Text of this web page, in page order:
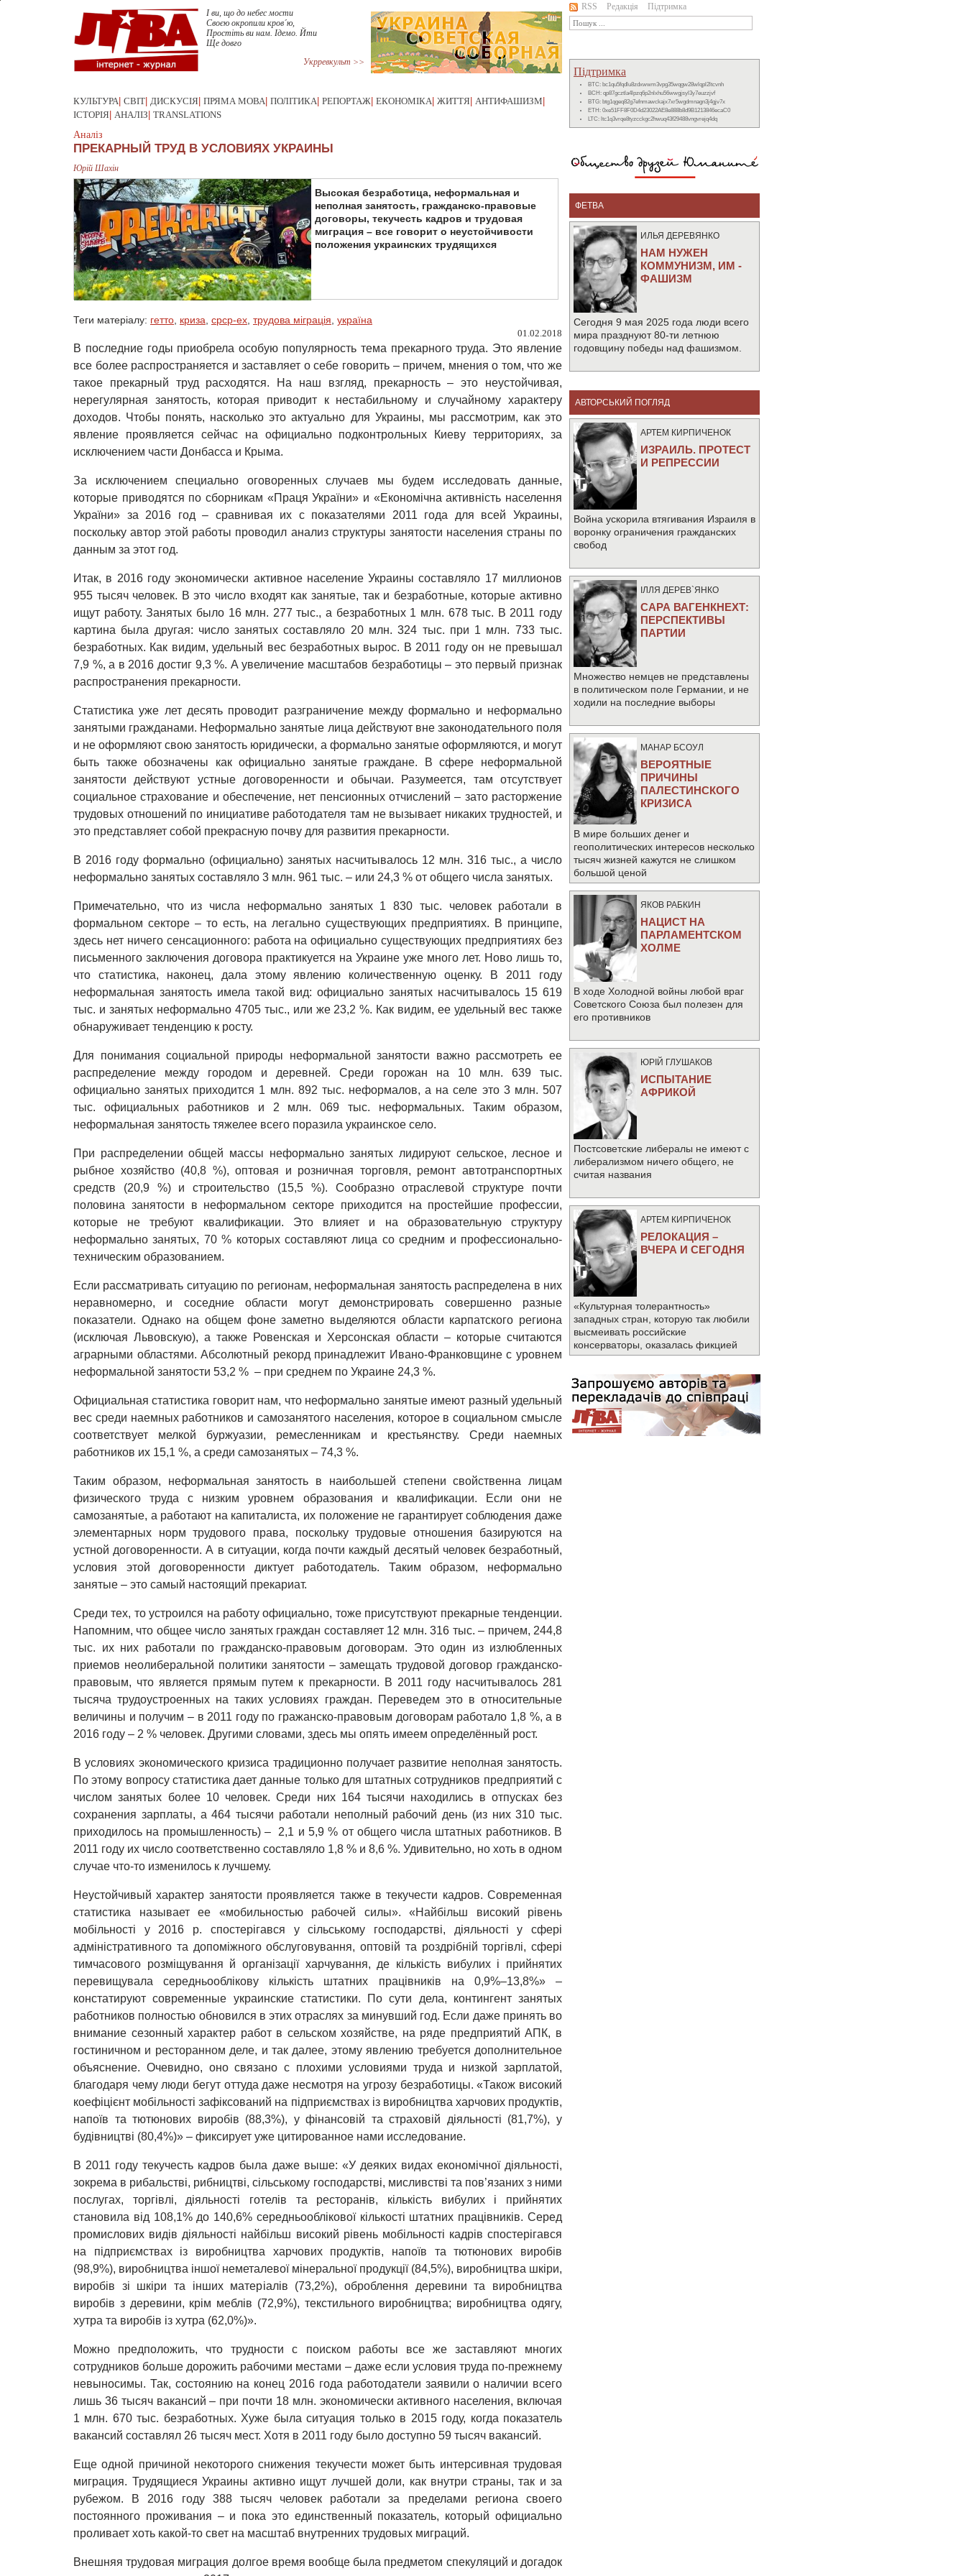
I ви, що до небес мости
Своєю окропили кров´ю,
Простiть ви нам. Iдемо. Йти
Укрревкульт >>
КУЛЬТУРА СВІТ ДИСКУСІЯ ПРЯМА МОВА ПОЛІТИКА РЕПОРТАЖ ЕКОНОМІКА ЖИТТЯ АНТИФАШИЗМ
ІСТОРІЯ АНАЛІЗ TRANSLATIONS
Аналіз
ПРЕКАРНЫЙ ТРУД В УСЛОВИЯХ УКРАИНЫ
Юрій Шахін
Высокая безработица, неформальная и
неполная занятость, гражданско-правовые
договоры, текучесть кадров и трудовая
миграция – все говорит о неустойчивости
положения украинских трудящихся
Теги матеріалу: гетто криза срср-ex трудова міграція україна
01.02.2018
В последние годы приобрела особую популярность тема прекарного труда. Это явление
все более распространяется и заставляет о себе говорить – причем, мнения о том, что же
такое прекарный труд расходятся. На наш взгляд, прекарность – это неустойчивая,
нерегулярная занятость, которая приводит к нестабильному и случайному характеру
доходов. Чтобы понять, насколько это актуально для Украины, мы рассмотрим, как это
явление проявляется сейчас на официально подконтрольных Киеву территориях, за
исключением части Донбасса и Крыма.
За исключением специально оговоренных случаев мы будем исследовать данные,
которые приводятся по сборникам «Праця України» и «Економічна активність населення
України» за 2016 год – сравнивая их с показателями 2011 года для всей Украины,
поскольку автор этой работы проводил анализ структуры занятости населения страны по
данным за этот год.
Итак, в 2016 году экономически активное население Украины составляло 17 миллионов
955 тысяч человек. В это число входят как занятые, так и безработные, которые активно
ищут работу. Занятых было 16 млн. 277 тыс., а безработных 1 млн. 678 тыс. В 2011 году
картина была другая: число занятых составляло 20 млн. 324 тыс. при 1 млн. 733 тыс.
безработных. Как видим, удельный вес безработных вырос. В 2011 году он не превышал
7,9 %, а в 2016 достиг 9,3 %. А увеличение масштабов безработицы – это первый признак
распространения прекарности.
Статистика уже лет десять проводит разграничение между формально и неформально
занятыми гражданами. Неформально занятые лица действуют вне законодательного поля
и не оформляют свою занятость юридически, а формально занятые оформляются, и могут
быть также обозначены как официально занятые граждане. В сфере неформальной
занятости действуют устные договоренности и обычаи. Разумеется, там отсутствует
социальное страхование и обеспечение, нет пенсионных отчислений – зато расторжение
трудовых отношений по инициативе работодателя там не вызывает никаких трудностей, и
это представляет собой прекрасную почву для развития прекарности.
В 2016 году формально (официально) занятых насчитывалось 12 млн. 316 тыс., а число
неформально занятых составляло 3 млн. 961 тыс. – или 24,3 % от общего числа занятых.
Примечательно, что из числа неформально занятых 1 830 тыс. человек работали в
формальном секторе – то есть, на легально существующих предприятиях. В принципе,
здесь нет ничего сенсационного: работа на официально существующих предприятиях без
письменного заключения договора практикуется на Украине уже много лет. Ново лишь то,
что статистика, наконец, дала этому явлению количественную оценку. В 2011 году
неформальная занятость имела такой вид: официально занятых насчитывалось 15 619
тыс. и занятых неформально 4705 тыс., или же 23,2 %. Как видим, ее удельный вес также
обнаруживает тенденцию к росту.
Для понимания социальной природы неформальной занятости важно рассмотреть ее
распределение между городом и деревней. Среди горожан на 10 млн. 639 тыс.
официально занятых приходится 1 млн. 892 тыс. неформалов, а на селе это 3 млн. 507
тыс. официальных работников и 2 млн. 069 тыс. неформальных. Таким образом,
неформальная занятость тяжелее всего поразила украинское село.
При распределении общей массы неформально занятых лидируют сельское, лесное и
рыбное хозяйство (40,8 %), оптовая и розничная торговля, ремонт автотранспортных
средств (20,9 %) и строительство (15,5 %). Сообразно отраслевой структуре почти
половина занятости в неформальном секторе приходится на простейшие профессии,
которые не требуют квалификации. Это влияет и на образовательную структуру
неформально занятых, 70 % которых составляют лица со средним и профессионально-
техническим образованием.
Если рассматривать ситуацию по регионам, неформальная занятость распределена в них
неравномерно, и соседние области могут демонстрировать совершенно разные
показатели. Однако на общем фоне заметно выделяются области карпатского региона
(исключая Львовскую), а также Ровенская и Херсонская области – которые считаются
аграрными областями. Абсолютный рекорд принадлежит Ивано-Франковщине с уровнем
неформальной занятости 53,2 % – при среднем по Украине 24,3 %.
Официальная статистика говорит нам, что неформально занятые имеют разный удельный
вес среди наемных работников и самозанятого населения, которое в социальном смысле
соответствует мелкой буржуазии, ремесленникам и крестьянству. Среди наемных
работников их 15,1 %, а среди самозанятых – 74,3 %.
Таким образом, неформальная занятость в наибольшей степени свойственна лицам
физического труда с низким уровнем образования и квалификации. Если они не
самозанятые, а работают на капиталиста, их положение не гарантирует соблюдения даже
элементарных норм трудового права, поскольку трудовые отношения базируются на
устной договоренности. А в ситуации, когда почти каждый десятый человек безработный,
условия этой договоренности диктует работодатель. Таким образом, неформально
занятые – это самый настоящий прекариат.
Среди тех, то устроился на работу официально, тоже присутствуют прекарные тенденции.
Напомним, что общее число занятых граждан составляет 12 млн. 316 тыс. – причем, 244,8
тыс. их них работали по гражданско-правовым договорам. Это один из излюбленных
приемов неолиберальной политики занятости – замещать трудовой договор гражданско-
правовым, что является прямым путем к прекарности. В 2011 году насчитывалось 281
тысяча трудоустроенных на таких условиях граждан. Переведем это в относительные
величины и получим – в 2011 году по гражанско-правовым договорам работало 1,8 %, а в
2016 году – 2 % человек. Другими словами, здесь мы опять имеем определённый рост.
В условиях экономического кризиса традиционно получает развитие неполная занятость.
По этому вопросу статистика дает данные только для штатных сотрудников предприятий с
числом занятых более 10 человек. Среди них 164 тысячи находились в отпусках без
сохранения зарплаты, а 464 тысячи работали неполный рабочий день (из них 310 тыс.
приходилось на промышленность) – 2,1 и 5,9 % от общего числа штатных работников. В
2011 году их число соответственно составляло 1,8 % и 8,6 %. Удивительно, но хоть в одном
случае что-то изменилось к лучшему.
Неустойчивый характер занятости проявляется также в текучести кадров. Современная
статистика называет ее «мобильностью рабочей силы». «Найбільш високий рівень
мобільності у 2016 р. спостерігався у сільському господарстві, діяльності у сфері
адміністративного та допоміжного обслуговування, оптовій та роздрібній торгівлі, сфері
тимчасового розміщування й організації харчування, де кількість вибулих і прийнятих
перевищувала середньооблікову кількість штатних працівників на 0,9%–13,8%» –
констатируют современные украинские статистики. По сути дела, контингент занятых
работников полностью обновился в этих отраслях за минувший год. Если даже принять во
внимание сезонный характер работ в сельском хозяйстве, на ряде предприятий АПК, в
гостиничном и ресторанном деле, и так далее, этому явлению требуется дополнительное
объяснение. Очевидно, оно связано с плохими условиями труда и низкой зарплатой,
благодаря чему люди бегут оттуда даже несмотря на угрозу безработицы. «Також високий
коефіцієнт мобільності зафіксований на підприємствах із виробництва харчових продуктів,
напоїв та тютюнових виробів (88,3%), у фінансовій та страховій діяльності (81,7%), у
будівництві (80,4%)» – фиксирует уже цитированное нами исследование.
В 2011 году текучесть кадров была даже выше: «У деяких видах економічної діяльності,
зокрема в рибальстві, рибництві, сільському господарстві, мисливстві та пов’язаних з ними
послугах, торгівлі, діяльності готелів та ресторанів, кількість вибулих і прийнятих
становила від 108,1% до 140,6% середньооблікової кількості штатних працівників. Серед
промислових видів діяльності найбільш високий рівень мобільності кадрів спостерігався
на підприємствах із виробництва харчових продуктів, напоїв та тютюнових виробів
(98,9%), виробництва іншої неметалевої мінеральної продукції (84,5%), виробництва шкіри,
виробів зі шкіри та інших матеріалів (73,2%), оброблення деревини та виробництва
виробів з деревини, крім меблів (72,9%), текстильного виробництва; виробництва одягу,
хутра та виробів із хутра (62,0%)».
Можно предположить, что трудности с поиском работы все же заставляют многих
сотрудников больше дорожить рабочими местами – даже если условия труда по-прежнему
невыносимы. Так, состоянию на конец 2016 года работодатели заявили о наличии всего
лишь 36 тысяч вакансий – при почти 18 млн. экономически активного населения, включая
1 млн. 670 тыс. безработных. Хуже была ситуация только в 2015 году, когда показатель
вакансий составлял 26 тысяч мест. Хотя в 2011 году было доступно 59 тысяч вакансий.
Еще одной причиной некоторого снижения текучести может быть интерсивная трудовая
миграция. Трудящиеся Украины активно ищут лучшей доли, как внутри страны, так и за
рубежом. В 2016 году 388 тысяч человек работали за пределами региона своего
постоянного проживания – и пока это единственный показатель, который официально
проливает хоть какой-то свет на масштаб внутренних трудовых миграций.
Внешняя трудовая миграция долгое время вообще была предметом спекуляций и догадок
RSS Редакція Підтримка
Підтримка
BTC: bc1qu5fqdlu8zdxwwm3vpg35wqgw28wlqpl2ltcvnh
BCH: qp87gcztla4lpzq6p2nlxhu56wwgjsyl3y7euzzjvf
BTG: btg1qgeq82g7efnmawckajx7xr5wgdmnagn3j4gjv7x
ETH: 0xe51FF8F0D4d23022AE8e888b8d9B1213846ecaC0
LTC: ltc1q3vrqe8tyzcckgc2hwuq43f29488vngvrejq4dq
ФЕТВА
ИЛЬЯ ДЕРЕВЯНКО
НАМ НУЖЕН
КОММУНИЗМ, ИМ -
ФАШИЗМ
Сегодня 9 мая 2025 года люди всего
мира празднуют 80-ти летнюю
годовщину победы над фашизмом.
АВТОРСЬКИЙ ПОГЛЯД
АРТЕМ КИРПИЧЕНОК
ИЗРАИЛЬ. ПРОТЕСТ
И РЕПРЕССИИ
Война ускорила втягивания Израиля в
воронку ограничения гражданских
свобод
IЛЛЯ ДЕРЕВ`ЯНКО
САРА ВАГЕНКНЕХТ:
ПЕРСПЕКТИВЫ
ПАРТИИ
Множество немцев не представлены
в политическом поле Германии, и не
ходили на последние выборы
МАНАР БСОУЛ
ВЕРОЯТНЫЕ
ПРИЧИНЫ
ПАЛЕСТИНСКОГО
КРИЗИСА
В мире больших денег и
геополитических интересов несколько
тысяч жизней кажутся не слишком
большой ценой
ЯКОВ РАБКИН
НАЦИСТ НА
ПАРЛАМЕНТСКОМ
ХОЛМЕ
В ходе Холодной войны любой враг
Советского Союза был полезен для
его противников
ЮРIЙ ГЛУШАКОВ
ИСПЫТАНИЕ
АФРИКОЙ
Постсоветские либералы не имеют с
либерализмом ничего общего, не
считая названия
АРТЕМ КИРПИЧЕНОК
РЕЛОКАЦИЯ –
ВЧЕРА И СЕГОДНЯ
«Культурная толерантность»
западных стран, которую так любили
высмеивать российские
консерваторы, оказалась фикцией